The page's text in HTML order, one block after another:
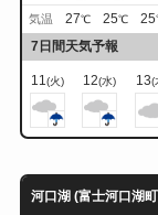
気温 27℃ 25℃ 25
7日間天気予報
11(火) 12(水) 13(
河口湖 (富士河口湖